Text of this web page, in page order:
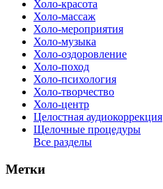
Холо-красота
Холо-массаж
Холо-мероприятия
Холо-музыка
Холо-оздоровление
Холо-поход
Холо-психология
Холо-творчество
Холо-центр
Целостная аудиокоррекция
Щелочные процедуры
Все разделы
Метки